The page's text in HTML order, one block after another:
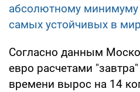
абсолютному минимуму
самых устойчивых в
Согласно данным
евро расчетами
времени вырос на 14